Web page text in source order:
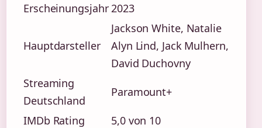
Erscheinungsjahr 2023
Hauptdarsteller
Jackson White, Natalie
Alyn Lind, Jack Mulhern,
David Duchovny
Streaming
Deutschland
Paramount+
IMDb Rating
5,0 von 10